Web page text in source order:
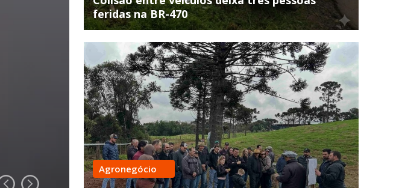
Mulher ficou ferida
Condutora capota carro após
em veículos estacionados
feridas na BR-470
Agronegócio